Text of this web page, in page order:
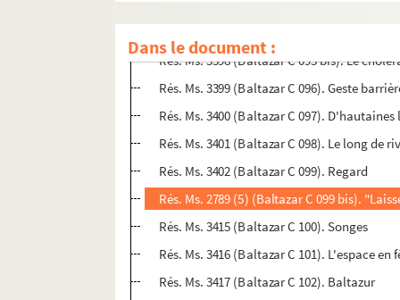
Dans le document :
Rés. Ms. 3396 (Baltazar C 094). Surprise
Rés. Ms. 3398 (Baltazar C 095 bis). Le
Rés. Ms. 3399 (Baltazar C 096). Geste
Rés. Ms. 3400 (Baltazar C 097).
Rés. Ms. 3401 (Baltazar C 098). Le long
Rés. Ms. 3402 (Baltazar C 099). Regard
Rés. Ms. 2789 (5) (Baltazar C 099 bis).
Rés. Ms. 3415 (Baltazar C 100). Songes
Rés. Ms. 3416 (Baltazar C 101). L'espace en
Rés. Ms. 3417 (Baltazar C 102). Baltazur